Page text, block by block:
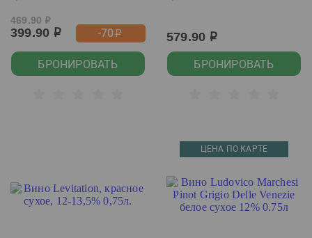
469.90 р
399.90 р -70р
БРОНИРОВАТЬ
579.90 р
БРОНИРОВАТЬ
ЦЕНА ПО КАРТЕ